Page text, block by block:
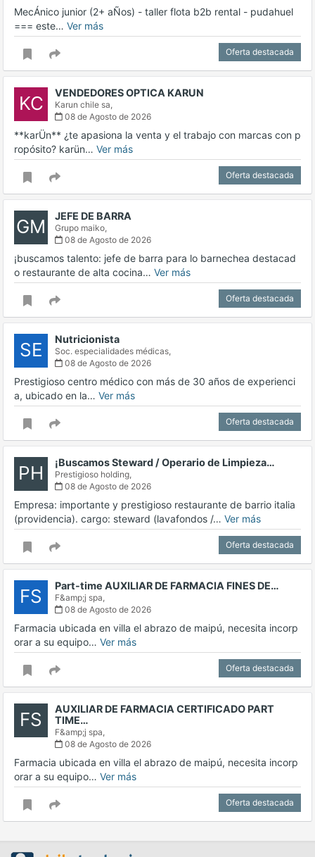
MecÁnico junior (2+ aÑos) - taller flota b2b rental - pudahuel
=== este… Ver más
Oferta destacada
KC VENDEDORES OPTICA KARUN
Karun chile sa,
08 de Agosto de 2026
**karÜn** ¿te apasiona la venta y el trabajo con marcas con p
ropósito? karün… Ver más
Oferta destacada
GM JEFE DE BARRA
Grupo maiko,
08 de Agosto de 2026
¡buscamos talento: jefe de barra para lo barnechea destacad
o restaurante de alta cocina… Ver más
Oferta destacada
SE Nutricionista
Soc. especialidades médicas,
08 de Agosto de 2026
Prestigioso centro médico con más de 30 años de experienci
a, ubicado en la… Ver más
Oferta destacada
PH ¡Buscamos Steward / Operario de Limpieza…
Prestigioso holding,
08 de Agosto de 2026
Empresa: importante y prestigioso restaurante de barrio italia
(providencia). cargo: steward (lavafondos /… Ver más
Oferta destacada
FS Part-time AUXILIAR DE FARMACIA FINES DE…
F&amp;j spa,
08 de Agosto de 2026
Farmacia ubicada en villa el abrazo de maipú, necesita incorp
orar a su equipo… Ver más
Oferta destacada
FS
AUXILIAR DE FARMACIA CERTIFICADO PART
TIME…
F&amp;j spa,
08 de Agosto de 2026
Farmacia ubicada en villa el abrazo de maipú, necesita incorp
orar a su equipo… Ver más
Oferta destacada